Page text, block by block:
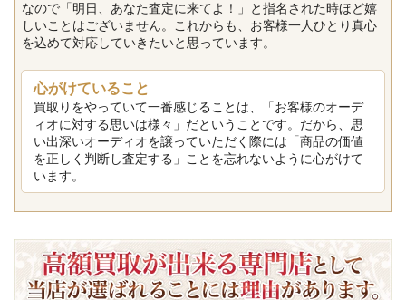
なので「明日、あなた査定に来てよ！」と指名された時ほど嬉
しいことはございません。これからも、お客様一人ひとり真心
を込めて対応していきたいと思っています。
心がけていること
買取りをやっていて一番感じることは、「お客様のオーデ
ィオに対する思いは様々」だということです。だから、思
い出深いオーディオを譲っていただく際には「商品の価値
を正しく判断し査定する」ことを忘れないように心がけて
います。